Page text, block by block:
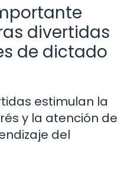
divertidas
de dictado
estimulan la
y la atención de
del